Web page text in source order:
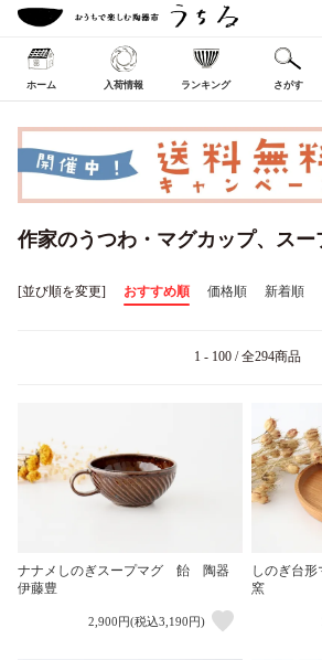
ホーム 入荷情報 ランキング さがす
作家のうつわ・マグカップ、ス
[並び順を変更] おすすめ順 価格順 新着順
1 - 100 / 全294商品
ナナメしのぎスープマグ 飴 陶器
伊藤豊
2,900円(税込3,190円)
しのぎ台
窯